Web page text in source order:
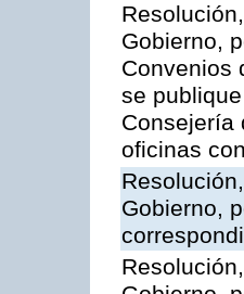
Gobierno,
Convenios
se
Consejería
oficinas
Gobierno,